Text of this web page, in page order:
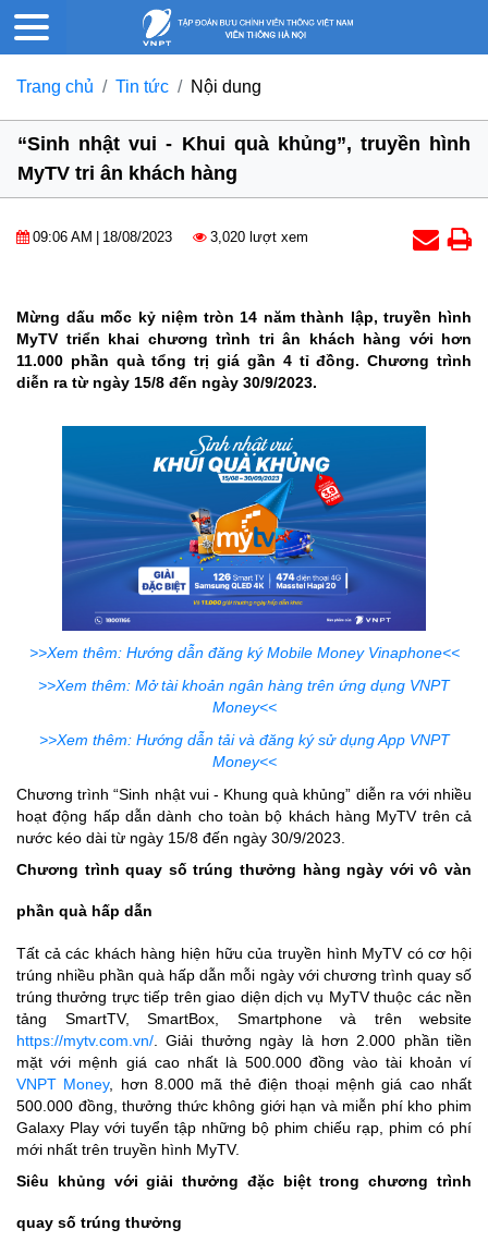
Trang chủ Tin tức Nội dung
“Sinh nhật vui - Khui quà khủng”, truyền hình
MyTV tri ân khách hàng
09:06 AM 18/08/2023 3,020 lượt xem
Mừng dấu mốc kỷ niệm tròn 14 năm thành lập, truyền hình
MyTV triển khai chương trình tri ân khách hàng với hơn
11.000 phần quà tổng trị giá gần 4 tỉ đồng. Chương trình
diễn ra từ ngày 15/8 đến ngày 30/9/2023.
>>Xem thêm: Hướng dẫn đăng ký Mobile Money Vinaphone<<
>>Xem thêm: Mở tài khoản ngân hàng trên ứng dụng VNPT
Money<<
>>Xem thêm: Hướng dẫn tải và đăng ký sử dụng App VNPT
Money<<
Chương trình “Sinh nhật vui - Khung quà khủng” diễn ra với nhiều
hoạt động hấp dẫn dành cho toàn bộ khách hàng MyTV trên cả
nước kéo dài từ ngày 15/8 đến ngày 30/9/2023.
Chương trình quay số trúng thưởng hàng ngày với vô vàn
phần quà hấp dẫn
Tất cả các khách hàng hiện hữu của truyền hình MyTV có cơ hội
trúng nhiều phần quà hấp dẫn mỗi ngày với chương trình quay số
trúng thưởng trực tiếp trên giao diện dịch vụ MyTV thuộc các nền
tảng SmartTV, SmartBox, Smartphone và trên website
https://mytv.com.vn/. Giải thưởng ngày là hơn 2.000 phần tiền
mặt với mệnh giá cao nhất là 500.000 đồng vào tài khoản ví
VNPT Money, hơn 8.000 mã thẻ điện thoại mệnh giá cao nhất
500.000 đồng, thưởng thức không giới hạn và miễn phí kho phim
Galaxy Play với tuyển tập những bộ phim chiếu rạp, phim có phí
mới nhất trên truyền hình MyTV.
Siêu khủng với giải thưởng đặc biệt trong chương trình
quay số trúng thưởng